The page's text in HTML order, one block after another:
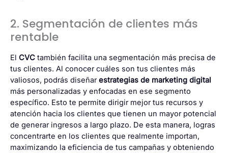
2. Segmentación de clientes más
rentable
El CVC también facilita una segmentación más precisa de
tus clientes. Al conocer cuáles son tus clientes más
valiosos, podrás diseñarestrategias de marketing digital
más personalizadas y enfocadas en ese segmento
específico. Esto te permite dirigir mejor tus recursos y
atención hacia los clientes que tienen un mayor potencial
de generar ingresos a largo plazo. De esta manera, logras
concentrarte en los clientes que realmente importan,
maximizando la eficiencia de tus campañas y obteniendo